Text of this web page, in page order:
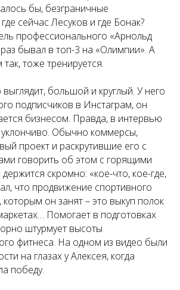
бы, безграничные
сейчас Лесуков и где Бонак?
профессионального «Арнольд
бывал в топ-3 на «Олимпии». А
тоже тренируется.
большой и круглый. У него
подписчиков в Инстаграм, он
бизнесом. Правда, в интервью
Обычно коммерсы,
проект и раскрутившие его с
говорить об этом с горящими
скромно: «кое-что, кое-где,
что продвижение спортивного
он занят – это выкуп полок
Помогает в подготовках
штурмует высоты
фитнеса. На одном из видео были
на глазах у Алексея, когда
победу.